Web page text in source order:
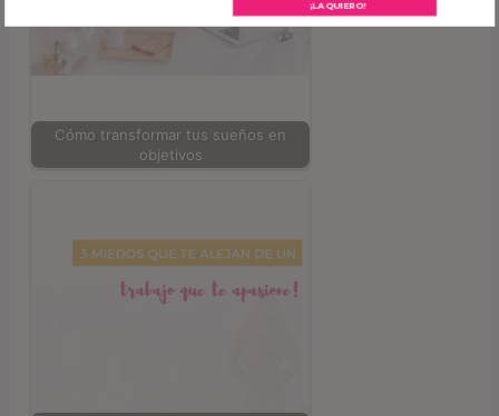
Cómo transformar tus sueños en
objetivos
¡LA QUIERO!